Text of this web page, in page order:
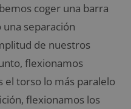
coger una barra
separación
de nuestros
flexionamos
el torso lo más paralelo
flexionamos los